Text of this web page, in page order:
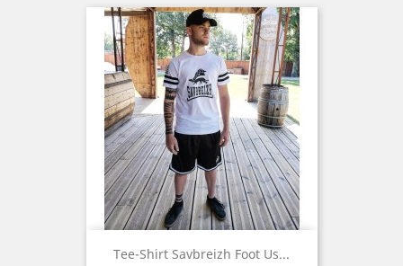
Tee-Shirt Savbreizh Foot Us...